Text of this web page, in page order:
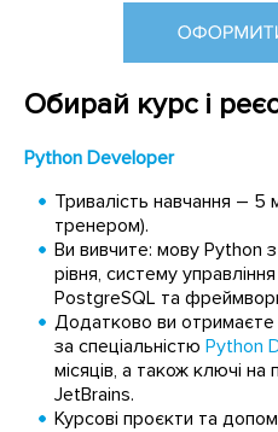
Обирай курс і
Python Developer
Тривалість навчання – 5
тренером).
Ви вивчите: мову Python
рівня, систему
PostgreSQL та
Додатково ви отримаєте
за спеціальністю Python
місяців, а також ключі
JetBrains.
Курсові проєкти та